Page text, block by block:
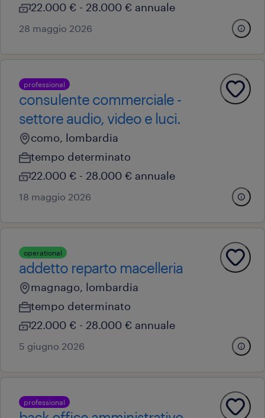
22.000 € - 28.000 € annuale
28 maggio 2026
professional
consulente commerciale -
settore audio, video e luci.
como, lombardia
tempo determinato
22.000 € - 28.000 € annuale
18 maggio 2026
operational
addetto reparto macelleria
magnago, lombardia
tempo determinato
22.000 € - 28.000 € annuale
5 giugno 2026
professional